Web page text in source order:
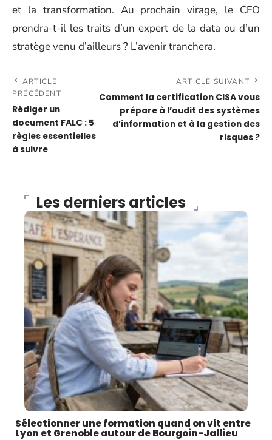
et la transformation. Au prochain virage, le CFO
prendra-t-il les traits d’un expert de la data ou d’un
stratège venu d’ailleurs ? L’avenir tranchera.
ARTICLE
PRÉCÉDENT
Rédiger un
document FALC : 5
règles essentielles
à suivre
ARTICLE SUIVANT
Comment la certification CISA vous
prépare à l’audit des systèmes
d’information et à la gestion des
risques ?
Les derniers articles
Sélectionner une formation quand on vit entre
Lyon et Grenoble autour de Bourgoin-Jallieu